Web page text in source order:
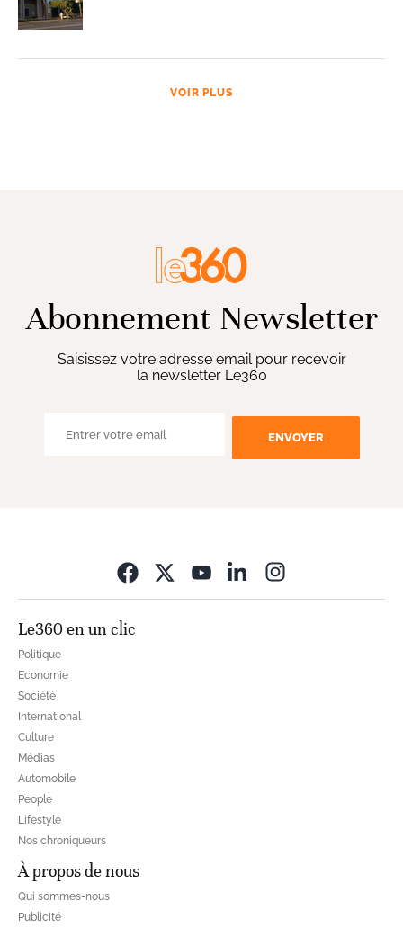
VOIR PLUS
Abonnement Newsletter
Saisissez votre adresse email pour recevoir
la newsletter Le360
ENVOYER
Le360 en un clic
Politique
Economie
Société
International
Culture
Médias
Automobile
People
Lifestyle
Nos chroniqueurs
À propos de nous
Qui sommes-nous
Publicité